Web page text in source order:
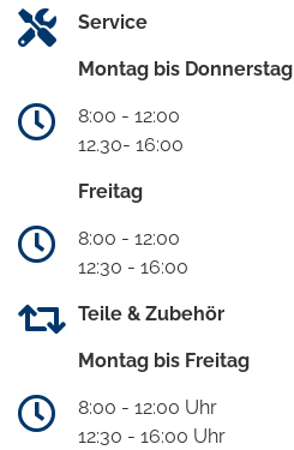
Service
Montag bis Donnerstag
8:00 - 12:00
12.30- 16:00
Freitag
8:00 - 12:00
12:30 - 16:00
Teile & Zubehör
Montag bis Freitag
8:00 - 12:00 Uhr
12:30 - 16:00 Uhr